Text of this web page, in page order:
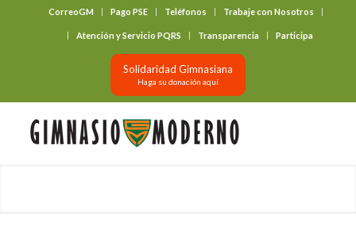
CorreoGM Pago PSE Teléfonos Trabaje con Nosotros
Atención y Servicio PQRS Transparencia Participa
Solidaridad Gimnasiana
Haga su donación aquí